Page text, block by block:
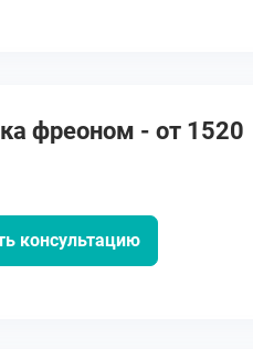
фреоном - от 1520
консультацию